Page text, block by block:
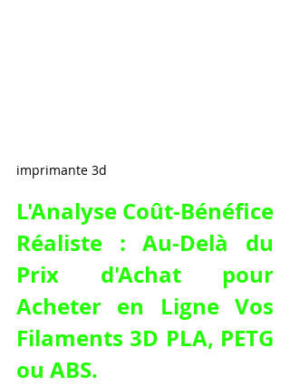
imprimante 3d
L'Analyse Coût-Bénéfice
Réaliste : Au-Delà du
Prix d'Achat pour
Acheter en Ligne Vos
Filaments 3D PLA, PETG
ou ABS.